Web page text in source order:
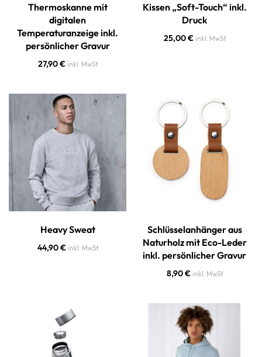
Thermoskanne mit
digitalen
Temperaturanzeige inkl.
persönlicher Gravur
27,90€ inkl. MwSt
Kissen „Soft-Touch“ inkl.
Druck
25,00€ inkl. MwSt
Heavy Sweat
44,90€ inkl. MwSt
Schlüsselanhänger aus
Naturholz mit Eco-Leder
inkl. persönlicher Gravur
8,90€ inkl. MwSt